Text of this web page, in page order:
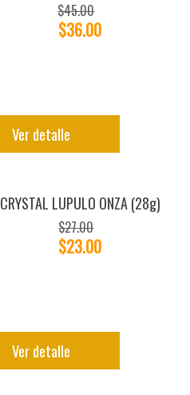
$45.00
$36.00
Ver detalle
CRYSTAL LUPULO ONZA (28g)
$27.00
$23.00
Ver detalle